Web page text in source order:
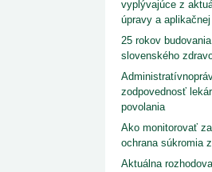
vyplývajúce z
úpravy a
25 rokov
slovenského
zodpovednosť
povolania
Ako monitorovať
ochrana súkromia
Aktuálna